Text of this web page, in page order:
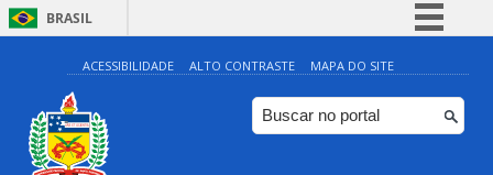
BRASIL
Simplifique!
Comunica BR
Participe
ACESSIBILIDADE ALTO CONTRASTE MAPA DO SITE